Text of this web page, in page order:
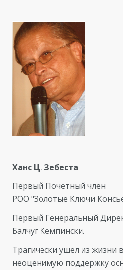
Ханс Ц. Зебеста
Первый Почетный член
РОО "Золотые Ключи
Первый Генеральный
Балчуг Кемпински.
Трагически ушел из жизни
неоценимую поддержку